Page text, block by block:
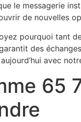
le messagerie
de nouvelles
pourquoi tant
des
avec
65